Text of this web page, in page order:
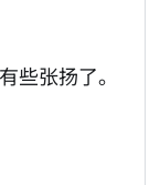
些张扬了。